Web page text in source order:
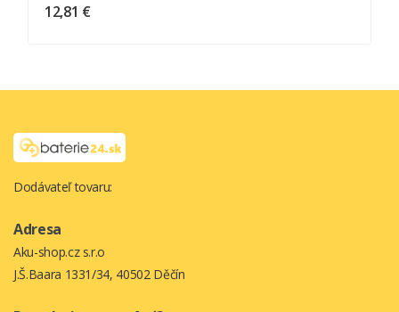
12,81 €
Dodávateľ tovaru:
Adresa
Aku-shop.cz s.r.o
J.Š.Baara 1331/34, 40502 Děčín